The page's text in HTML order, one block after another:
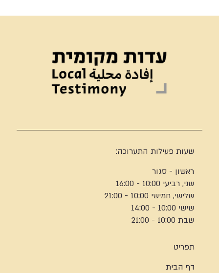
שעות פעילות התערוכה:
ראשון - סגור
שני, רביעי 10:00 - 16:00
שלישי, חמישי 10:00 - 21:00
שישי 10:00 - 14:00
שבת 10:00 - 21:00
תפריט
דף הבית